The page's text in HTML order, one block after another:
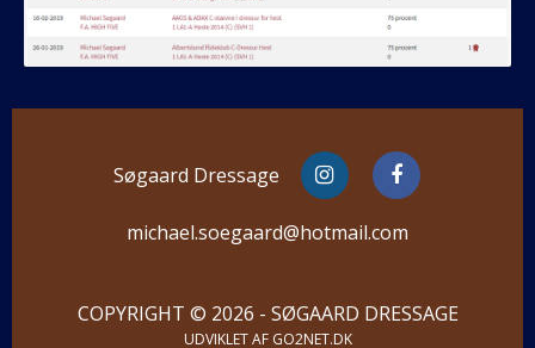
Søgaard Dressage
michael.soegaard@hotmail.com
COPYRIGHT © 2026 - SØGAARD DRESSAGE
UDVIKLET AF GO2NET.DK